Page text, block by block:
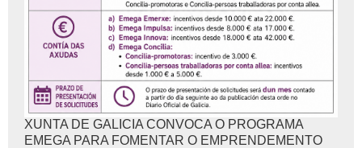
XUNTA DE GALICIA CONVOCA O PROGRAMA
EMEGA PARA FOMENTAR O EMPRENDEMENTO